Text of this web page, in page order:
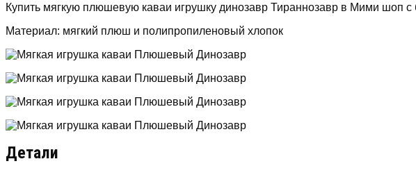
Купить мягкую плюшевую каваи игрушку динозавр Тираннозавр в Мими шоп
Материал: мягкий плюш и полипропиленовый хлопок
Детали